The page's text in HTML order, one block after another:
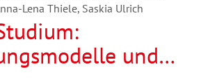
Lena Thiele, Saskia Ulrich
und